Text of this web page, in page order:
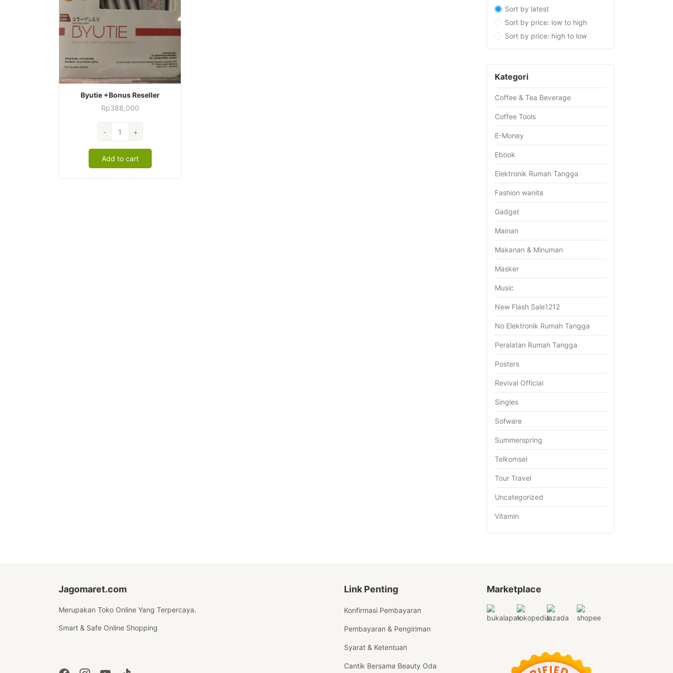
Byutie +Bonus Reseller
Rp388,000
-
+Bonus
Reseller
quantity
+
Add to cart
Sort by latest
Sort by price: low to high
Sort by price: high to low
Kategori
Coffee & Tea Beverage
Coffee Tools
E-Money
Ebook
Elektronik Rumah Tangga
Fashion wanita
Gadget
Mainan
Makanan & Minuman
Masker
Music
New Flash Sale1212
No Elektronik Rumah Tangga
Peralatan Rumah Tangga
Posters
Revival Official
Singles
Sofware
Summerspring
Telkomsel
Tour Travel
Uncategorized
Vitamin
Jagomaret.com
Merupakan Toko Online Yang Terpercaya.
Smart & Safe Online Shopping
Link Penting
Konfirmasi Pembayaran
Pembayaran & Pengiriman
Syarat & Ketentuan
Cantik Bersama Beauty Oda
Marketplace